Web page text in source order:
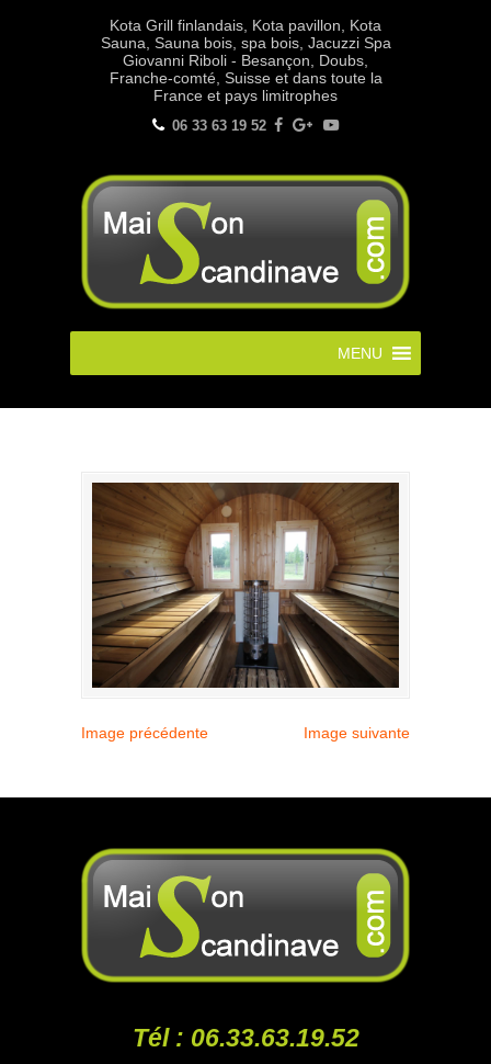
Kota Grill finlandais, Kota pavillon, Kota
Sauna, Sauna bois, spa bois, Jacuzzi Spa
Giovanni Riboli - Besançon, Doubs,
Franche-comté, Suisse et dans toute la
France et pays limitrophes
06 33 63 19 52
MENU
Image précédente Image suivante
Tél : 06.33.63.19.52